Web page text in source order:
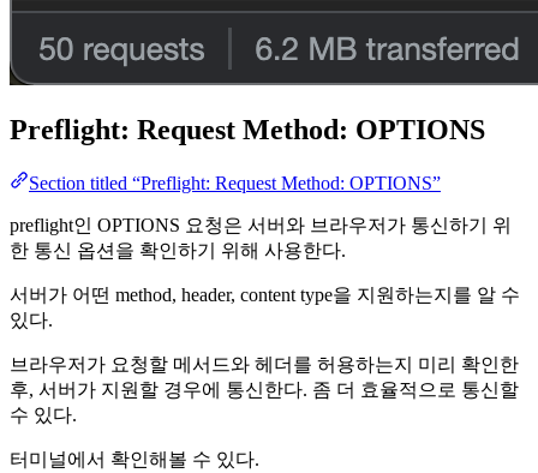
Preflight: Request Method: OPTIONS
Section titled “Preflight: Request Method: OPTIONS”
preflight인 OPTIONS 요청은 서버와 브라우저가 통신하기 위
한 통신 옵션을 확인하기 위해 사용한다.
서버가 어떤 method, header, content type을 지원하는지를 알 수
있다.
브라우저가 요청할 메서드와 헤더를 허용하는지 미리 확인한
후, 서버가 지원할 경우에 통신한다. 좀 더 효율적으로 통신할
수 있다.
터미널에서 확인해볼 수 있다.